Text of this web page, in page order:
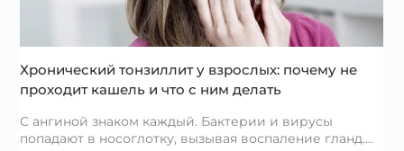
Хронический тонзиллит у взрослых: почему не
проходит кашель и что с ним делать
С ангиной знаком каждый. Бактерии и вирусы
попадают в носоглотку, вызывая воспаление гланд….